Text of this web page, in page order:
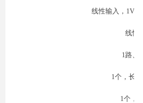
线性输入，
线性
1路、
1个，长
1个，